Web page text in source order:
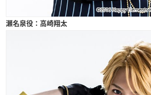
瀬名泉役：高崎翔太